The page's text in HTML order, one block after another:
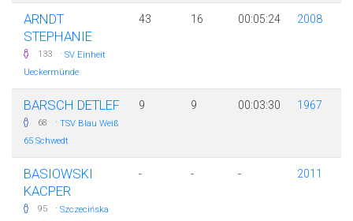
ARNDT
STEPHANIE
133 · SV Einheit
Ueckermünde
43 16 00:05:24 2008
BARSCH DETLEF
68 · TSV Blau Weiß
65 Schwedt
9 9 00:03:30 1967
BASIOWSKI
KACPER
95 · Szczecińska
- - - 2011